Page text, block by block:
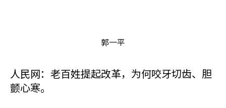
郭一平
人民网：老百姓提起改革，为何咬牙切齿、胆
颤心寒。